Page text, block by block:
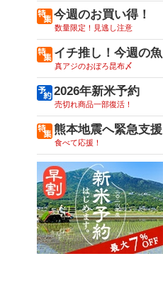
今週のお買い得！
数量限定！見逃し注意
イチ推し！今週の魚
真アジのおぼろ昆布〆
2026年新米予約
売切れ商品一部復活！
熊本地震へ緊急支援
食べて応援！